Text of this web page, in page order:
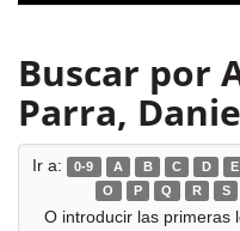
Buscar por
Parra,
Ir a: 0-9 A B C D E
O
P Q R S
O introducir las primeras